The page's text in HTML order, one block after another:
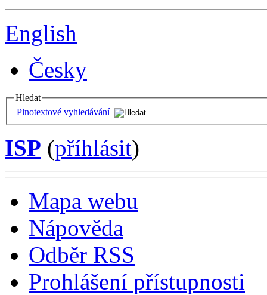
English
Česky
Hledat
Plnotextové vyhledávání
ISP (příhlásit)
Mapa webu
Nápověda
Odběr RSS
Prohlášení přístupnosti